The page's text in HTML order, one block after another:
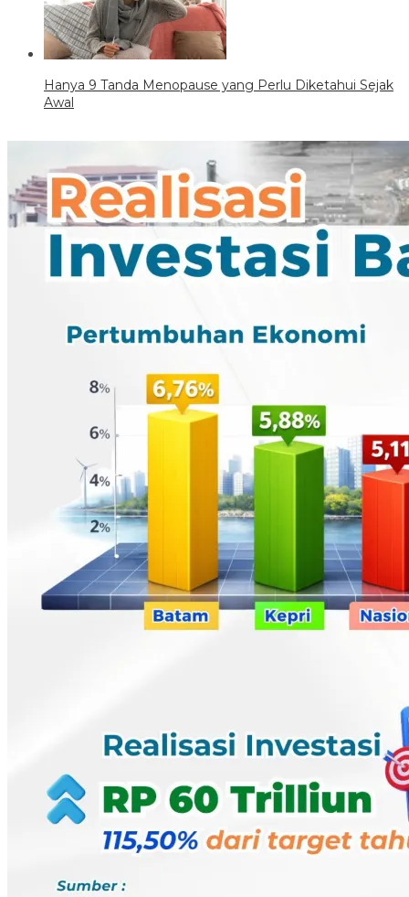
Hanya 9 Tanda Menopause yang Perlu Diketahui Sejak
Awal